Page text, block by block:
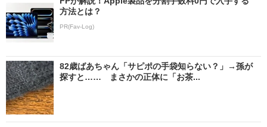
方法とは？
PR(Fav-Log)
82歳ばあちゃん「サピポの手袋知らない？」→孫が
探すと…… まさかの正体に「お茶...